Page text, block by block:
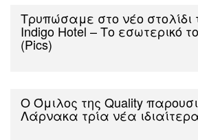
Τρυπώσαμε στο νέο στολίδι
Indigo Hotel – Το εσωτερικό
(Pics)
Ο Όμιλος της Quality
Λάρνακα τρία νέα